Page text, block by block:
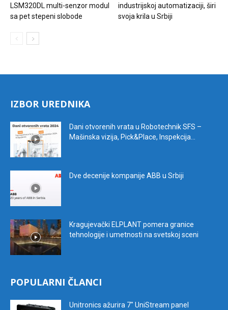
LSM320DL multi-senzor modul
sa pet stepeni slobode
industrijskoj automatizaciji, širi
svoja krila u Srbiji
IZBOR UREDNIKA
Dani otvorenih vrata u Robotechnik SFS –
Mašinska vizija, Pick&Place, Inspekcija...
Dve decenije kompanije ABB u Srbiji
Kragujevački ELPLANT pomera granice
tehnologije i umetnosti na svetskoj sceni
POPULARNI ČLANCI
Unitronics ažurira 7″ UniStream panel